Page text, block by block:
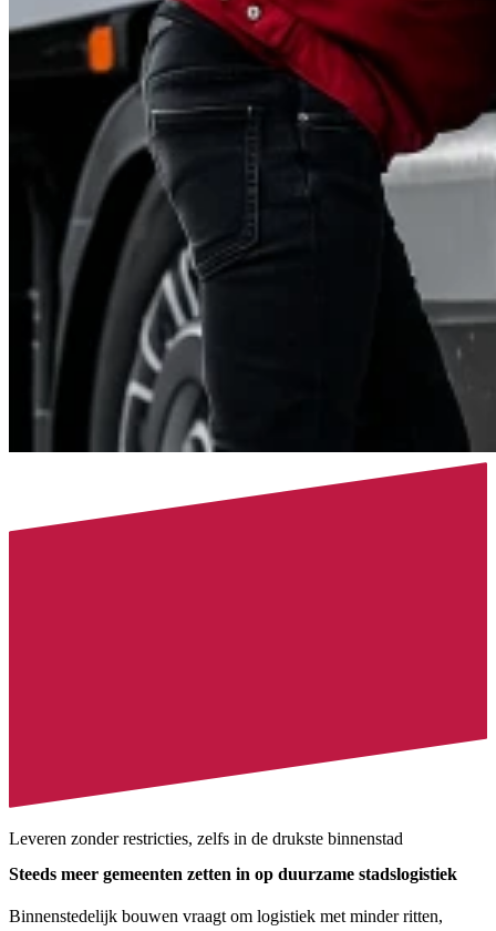
Leveren zonder restricties, zelfs in de drukste binnenstad
Steeds meer gemeenten zetten in op duurzame stadslogistiek
Binnenstedelijk bouwen vraagt om logistiek met minder ritten,